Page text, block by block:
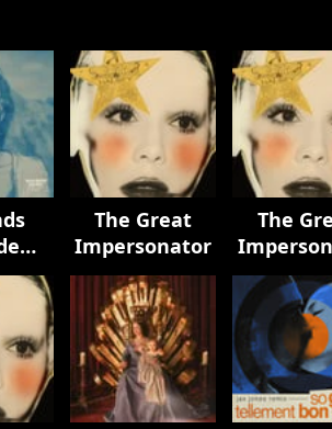
The Great
Impersonator
The